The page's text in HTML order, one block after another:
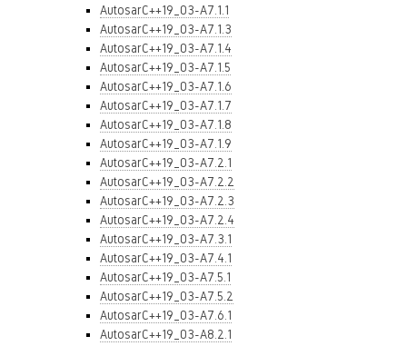
AutosarC++19_03-A7.1.1
AutosarC++19_03-A7.1.3
AutosarC++19_03-A7.1.4
AutosarC++19_03-A7.1.5
AutosarC++19_03-A7.1.6
AutosarC++19_03-A7.1.7
AutosarC++19_03-A7.1.8
AutosarC++19_03-A7.1.9
AutosarC++19_03-A7.2.1
AutosarC++19_03-A7.2.2
AutosarC++19_03-A7.2.3
AutosarC++19_03-A7.2.4
AutosarC++19_03-A7.3.1
AutosarC++19_03-A7.4.1
AutosarC++19_03-A7.5.1
AutosarC++19_03-A7.5.2
AutosarC++19_03-A7.6.1
AutosarC++19_03-A8.2.1